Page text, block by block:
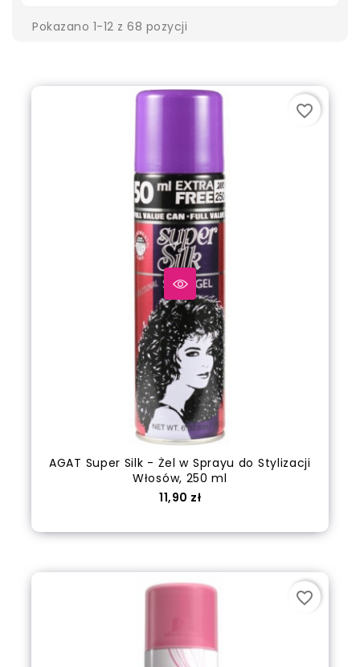
Pokazano 1-12 z 68 pozycji
AGAT Super Silk - Żel w Sprayu do Stylizacji
Włosów, 250 ml
Cena
11,90 zł
favorite_border
favorite_border